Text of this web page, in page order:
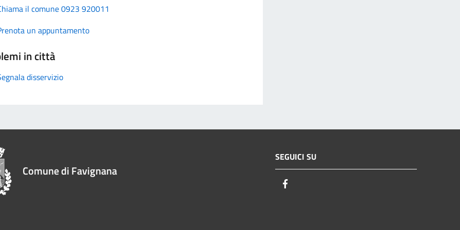
il comune 0923 920011
un appuntamento
in città
disservizio
Comune di Favignana
SEGUICI SU